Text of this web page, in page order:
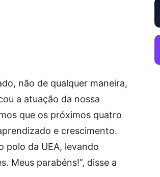
não de qualquer maneira,
a atuação da nossa
que os próximos quatro
e crescimento.
polo da UEA, levando
Meus parabéns!”, disse a